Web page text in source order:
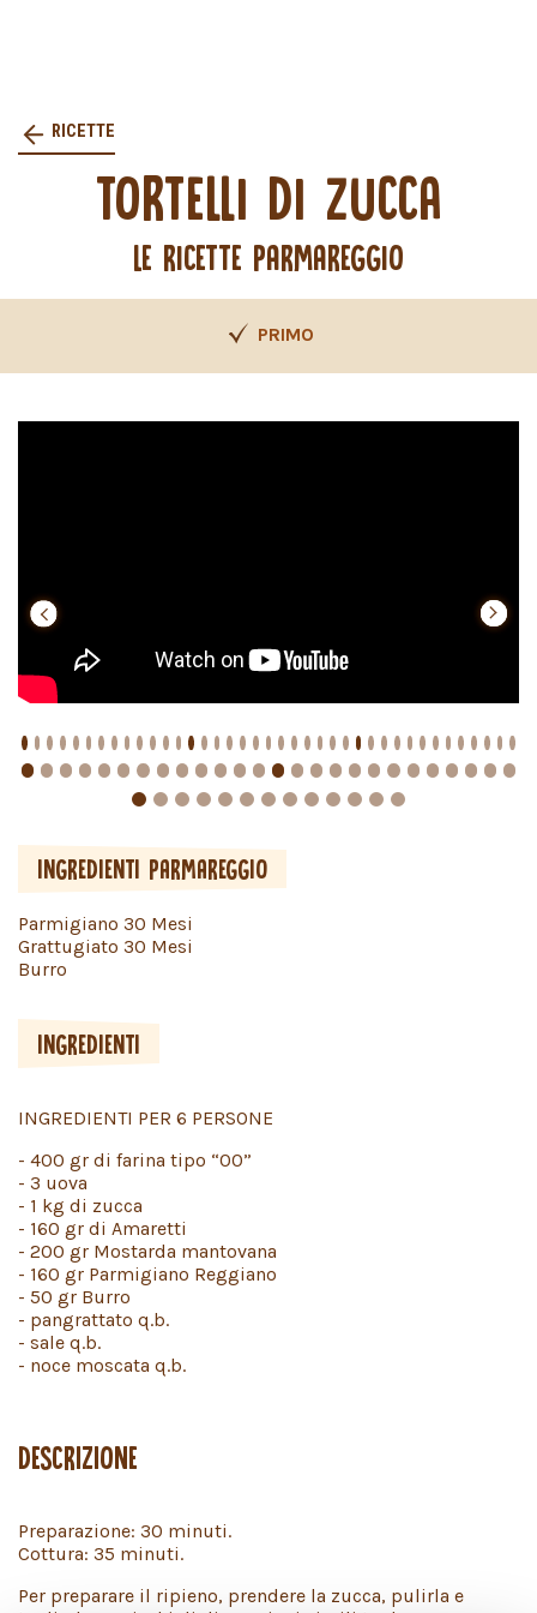
RICETTE
TORTELLI DI ZUCCA
LE RICETTE PARMAREGGIO
PRIMO
INGREDIENTI PARMAREGGIO
Parmigiano 30 Mesi
Grattugiato 30 Mesi
Burro
INGREDIENTI
INGREDIENTI PER 6 PERSONE
- 400 gr di farina tipo “00”
- 3 uova
- 1 kg di zucca
- 160 gr di Amaretti
- 200 gr Mostarda mantovana
- 160 gr Parmigiano Reggiano
- 50 gr Burro
- pangrattato q.b.
- sale q.b.
- noce moscata q.b.
prev next
prev next
prev next
DESCRIZIONE
Preparazione: 30 minuti.
Cottura: 35 minuti.
Per preparare il ripieno, prendere la zucca, pulirla e